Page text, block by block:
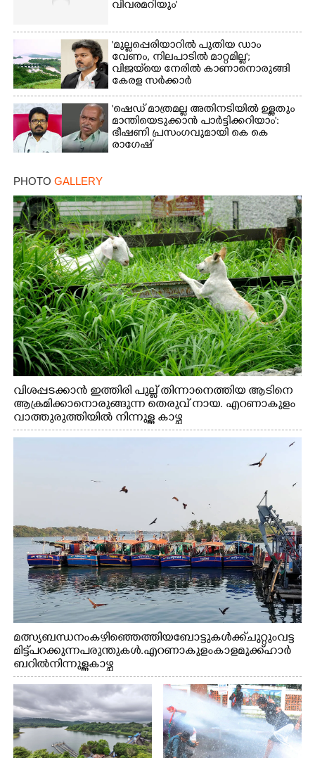
വിവരമറിയും '
'മുല്ലപ്പെരിയാറിൽ പുതിയ ഡാം
വേണം, നിലപാടിൽ മാറ്റമില്ല';
വിജയ്‌യെ നേരിൽ കാണാനൊരുങ്ങി
കേരള സർക്കാർ
'ഷെഡ് മാത്രമല്ല അതിനടിയിൽ ഉള്ളതും
മാന്തിയെടുക്കാൻ പാർട്ടിക്കറിയാം':
ഭീഷണി പ്രസംഗവുമായി കെ കെ
രാഗേഷ്
PHOTO GALLERY
വിശപ്പടക്കാൻ ഇത്തിരി പുല്ല് തിന്നാനെത്തിയ ആടിനെ
ആക്രമിക്കാനൊരുങ്ങുന്ന തെരുവ് നായ. എറണാകുളം
വാത്തുരുത്തിയിൽ നിന്നുള്ള കാഴ്ച
മത്സ്യബന്ധനം കഴിഞ്ഞെത്തിയ ബോട്ടുകൾക്ക് ചുറ്റും വട്ട
മിട്ട് പറക്കുന്ന പരുന്തുകൾ. എറണാകുളം കാളമുക്ക് ഹാർ
ബറിൽ നിന്നുള്ള കാഴ്ച